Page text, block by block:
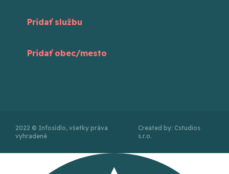
Pridať službu
Pridať obec/mesto
2022 © Infosídlo, všetky práva
vyhradené
Created by: Cstudios
s.r.o.